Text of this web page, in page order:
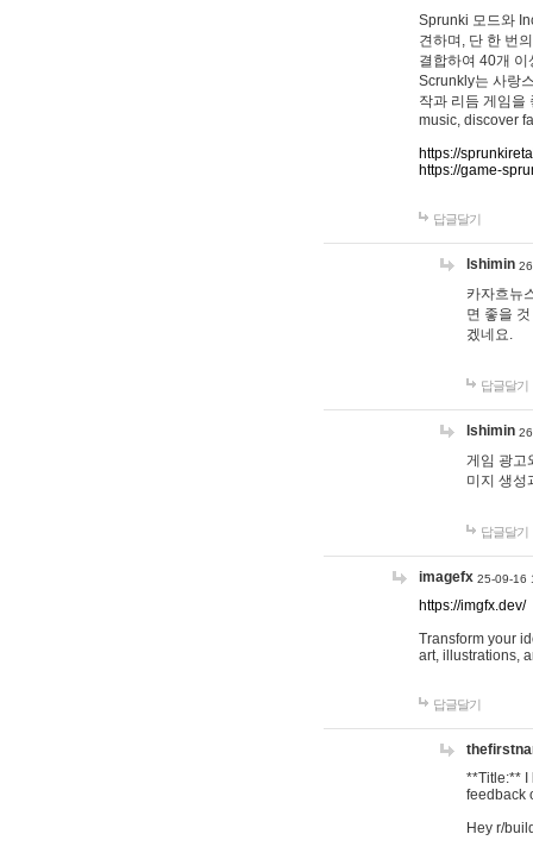
Sprunki 모드와
견하며, 단 한 번
결합하여 40개
Scrunkly는 사랑
작과 리듬 게임을
music, discover
https://
https://game-
답글달기
lshimin
카자흐뉴
면 좋을
겠네요.
답글달기
lshimin
게임 광고
미지 생성
답글달기
imagefx 25-09-16
https://imgfx.dev/
Transform your
art, illustrations,
답글달기
**Title:** I
feedback
Hey r/